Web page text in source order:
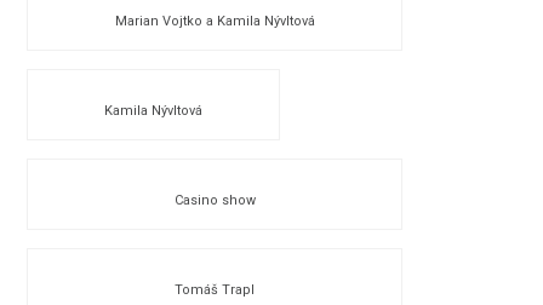
Marian Vojtko a Kamila Nývltová
Kamila Nývltová
Casino show
Tomáš Trapl